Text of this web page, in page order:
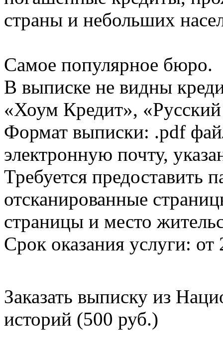
страны и небольших
Самое популярное бюро.
В выписке не видны
«Хоум Кредит»,
Формат выписки: .pdf
электронную почту,
Требуется предоставить
отсканированные
страницы и место
Срок оказания услуги: от
Заказать выписку из
историй (500 руб.)